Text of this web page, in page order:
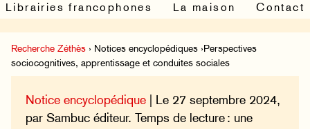
Librairies francophones
La maison Contact
Recherche Zéthès › Notices encyclopédiques ›Perspectives
sociocognitives, apprentissage et conduites sociales
Notice encyclopédique | Le 27 septembre 2024,
par Sambuc éditeur. Temps de lecture : une